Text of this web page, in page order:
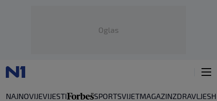
Oglas
NAJNOVIJEVIJESTI SPORTSVIJETMAGAZINZDRAVLJE